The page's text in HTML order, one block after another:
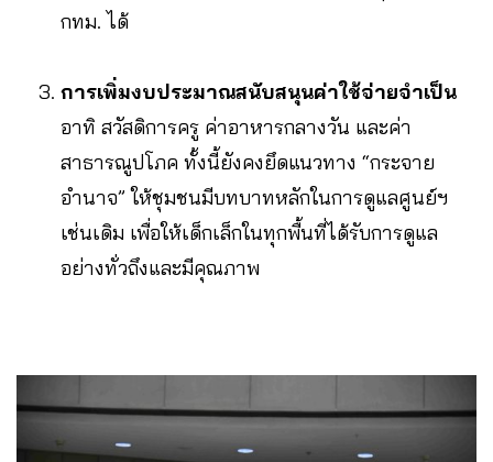
กทม. ได้
การเพิ่มงบประมาณสนับสนุนค่าใช้จ่ายจำเป็น
อาทิ สวัสดิการครู ค่าอาหารกลางวัน และค่า
สาธารณูปโภค ทั้งนี้ยังคงยึดแนวทาง “กระจาย
อำนาจ” ให้ชุมชนมีบทบาทหลักในการดูแลศูนย์ฯ
เช่นเดิม เพื่อให้เด็กเล็กในทุกพื้นที่ได้รับการดูแล
อย่างทั่วถึงและมีคุณภาพ